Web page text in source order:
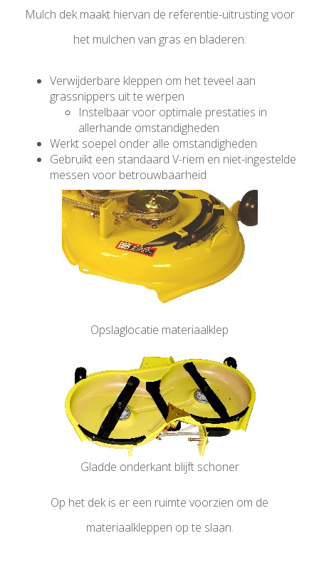
Mulch dek maakt hiervan de referentie-uitrusting voor
het mulchen van gras en bladeren:
Verwijderbare kleppen om het teveel aan
grassnippers uit te werpen
Instelbaar voor optimale prestaties in
allerhande omstandigheden
Werkt soepel onder alle omstandigheden
Gebruikt een standaard V-riem en niet-ingestelde
messen voor betrouwbaarheid
Opslaglocatie materiaalklep
Gladde onderkant blijft schoner
Op het dek is er een ruimte voorzien om de
materiaalkleppen op te slaan.